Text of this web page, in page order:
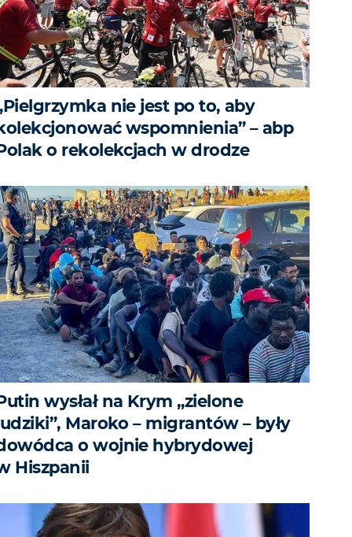
nie jest po to, aby
wspomnienia” – abp
o rekolekcjach w drodze
wysłał na Krym „zielone
Maroko – migrantów – były
o wojnie hybrydowej
Hiszpanii